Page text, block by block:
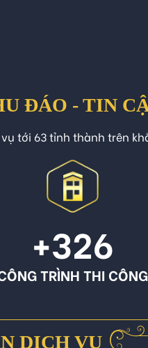
ĐÁO - TIN
vụ tới 63 tỉnh thành trên
+326
TRÌNH THI CÔNG
DỊCH VỤ